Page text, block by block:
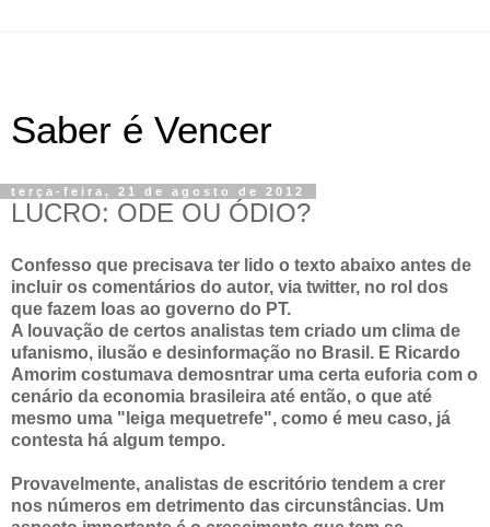
Saber é Vencer
terça-feira, 21 de agosto de 2012
LUCRO: ODE OU ÓDIO?
Confesso que precisava ter lido o texto abaixo antes de
incluir os comentários do autor, via twitter, no rol dos
que fazem loas ao governo do PT.
A louvação de certos analistas tem criado um clima de
ufanismo, ilusão e desinformação no Brasil. E Ricardo
Amorim costumava demosntrar uma certa euforia com o
cenário da economia brasileira até então, o que até
mesmo uma "leiga mequetrefe", como é meu caso, já
contesta há algum tempo.
Provavelmente, analistas de escritório tendem a crer
nos números em detrimento das circunstâncias. Um